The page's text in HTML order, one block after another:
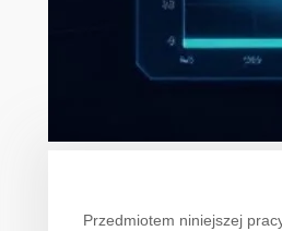
Przedmiotem niniejszej